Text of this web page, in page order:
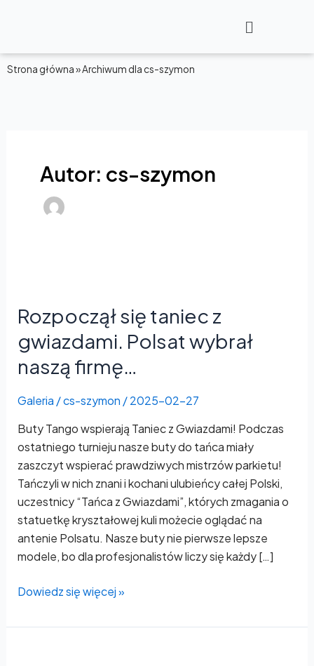
Main
Strona główna»Archiwum dla cs-szymon
Autor: cs-szymon
Rozpoczął się taniec z
gwiazdami. Polsat wybrał
naszą firmę…
Galeria /cs-szymon /2025-02-27
Buty Tango wspierają Taniec z Gwiazdami! Podczas
ostatniego turnieju nasze buty do tańca miały
zaszczyt wspierać prawdziwych mistrzów parkietu!
Tańczyli w nich znani i kochani ulubieńcy całej Polski,
uczestnicy “Tańca z Gwiazdami”, których zmagania o
statuetkę kryształowej kuli możecie oglądać na
antenie Polsatu. Nasze buty nie pierwsze lepsze
modele, bo dla profesjonalistów liczy się każdy […]
taniec
gwiazdami.
Polsat
naszą
firmę…
Dowiedz się więcej »